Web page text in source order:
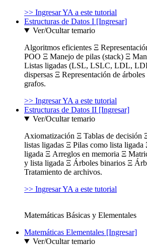
>> Ingresar YA a este tutorial
Estructuras de Datos I [Ingresar]
Ver/Ocultar temario
Algoritmos eficientes Ξ
POO Ξ Manejo de pilas (stack) Ξ
Listas ligadas (LSL, LSLC, LDL,
dispersas Ξ Representación de
grafos.
>> Ingresar YA a este tutorial
Estructuras de Datos II [Ingresar]
Ver/Ocultar temario
Axiomatización Ξ Tablas de decisión
listas ligadas Ξ Pilas como lista ligada
ligada Ξ Arreglos en memoria Ξ
y lista ligada Ξ Árboles binarios Ξ
Tratamiento de archivos.
>> Ingresar YA a este tutorial
Matemáticas Básicas y Elementales
Matemáticas Elementales [Ingresar]
Ver/Ocultar temario